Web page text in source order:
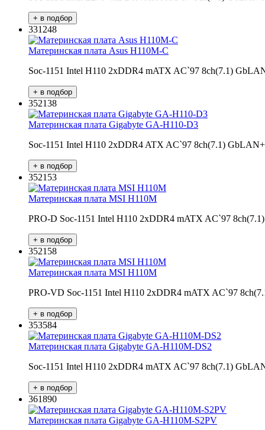
331248
Материнская плата Asus H110M-C
Soc-1151 Intel H110 2xDDR4 mATX AC`97 8ch(7.1)
352138
Материнская плата Gigabyte GA-H110-D3
Soc-1151 Intel H110 2xDDR4 ATX AC`97 8ch(7.1)
352153
Материнская плата MSI H110M
PRO-D Soc-1151 Intel H110 2xDDR4 mATX AC`97
352158
Материнская плата MSI H110M
PRO-VD Soc-1151 Intel H110 2xDDR4 mATX AC`97
353584
Материнская плата Gigabyte GA-H110M-DS2
Soc-1151 Intel H110 2xDDR4 mATX AC`97 8ch(7.1)
361890
Материнская плата Gigabyte GA-H110M-S2PV